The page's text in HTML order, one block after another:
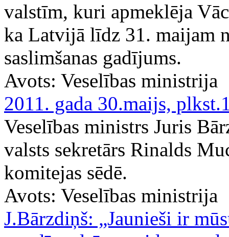
valstīm, kuri apmeklēja
ka Latvijā līdz 31. maijam
saslimšanas gadījums.
Avots: Veselības ministrija
2011. gada 30.maijs,
Veselības ministrs Juris
valsts sekretārs Rinalds
komitejas sēdē.
Avots: Veselības ministrija
J.Bārzdiņš: „Jaunieši ir